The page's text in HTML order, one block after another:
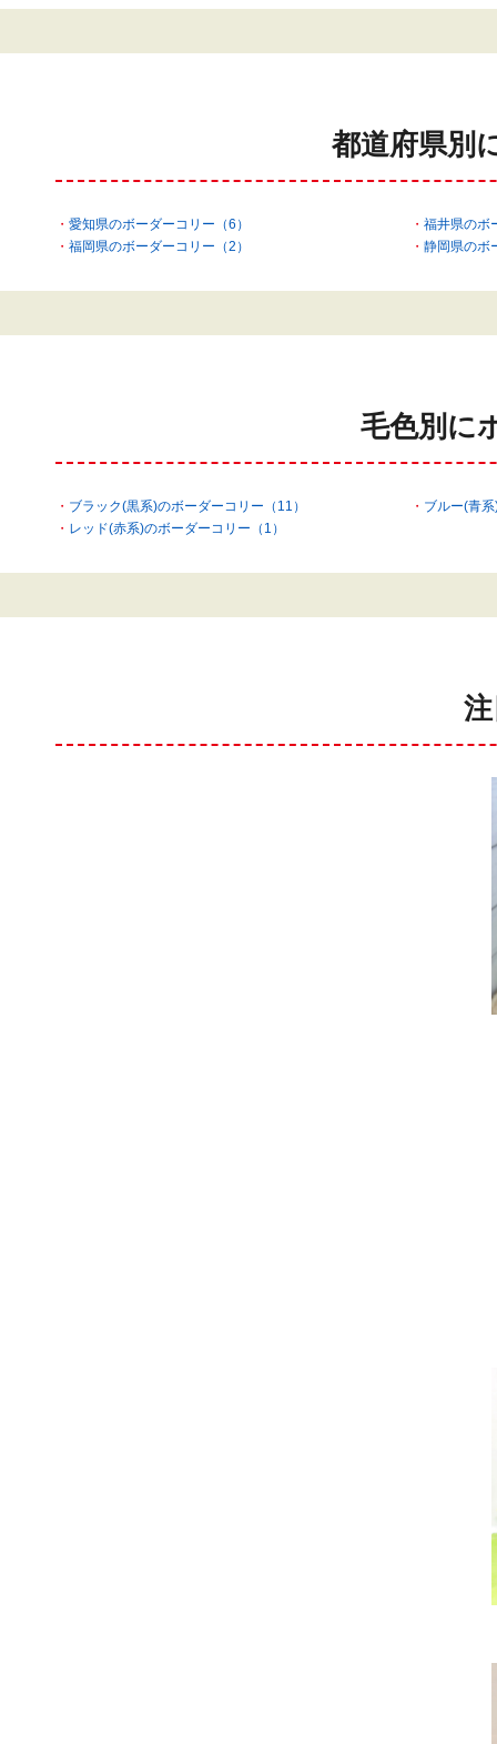
都道府県別
愛知県のボーダーコリー（6）
福井県のボ
福岡県のボーダーコリー（2）
静岡県のボ
毛色別に
ブラック(黒系)のボーダーコリー（11）
ブルー(青
レッド(赤系)のボーダーコリー（1）